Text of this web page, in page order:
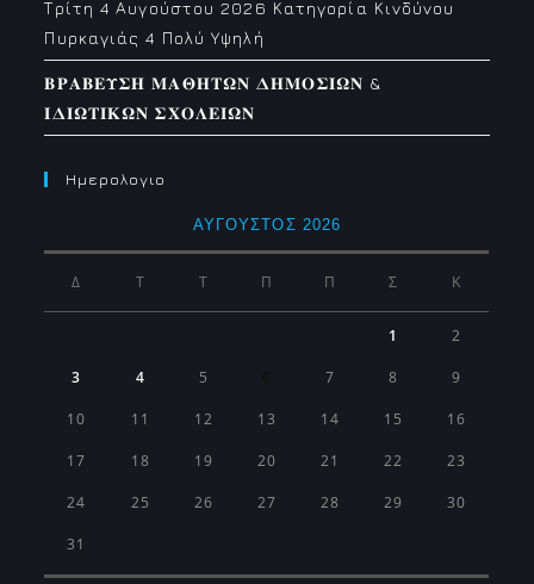
Τρίτη 4 Αυγούστου 2026 Κατηγορία Κινδύνου
Πυρκαγιάς 4 Πολύ Υψηλή
𝚩𝚸𝚨𝚩𝚬𝚼𝚺𝚮 𝚳𝚨𝚯𝚮𝚻𝛀𝚴 𝚫𝚮𝚳𝚶𝚺𝚰𝛀𝚴 &
𝚰𝚫𝚰𝛀𝚻𝚰𝚱𝛀𝚴 𝚺𝚾𝚶𝚲𝚬𝚰𝛀𝚴
Ημερολογιο
ΑΎΓΟΥΣΤΟΣ 2026
Δ Τ Τ Π Π Σ Κ
1 2
3 4 5 7 8 9
10 11 12 13 14 15 16
17 18 19 20 21 22 23
24 25 26 27 28 29 30
31